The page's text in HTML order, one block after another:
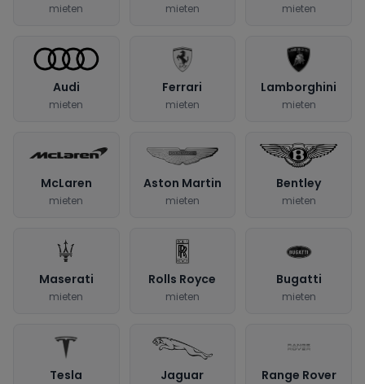
mieten mieten mieten
Audi
mieten
Ferrari
mieten
Lamborghini
mieten
McLaren
mieten
Aston Martin
mieten
Bentley
mieten
Maserati
mieten
Rolls Royce
mieten
Bugatti
mieten
Tesla Jaguar Range Rover